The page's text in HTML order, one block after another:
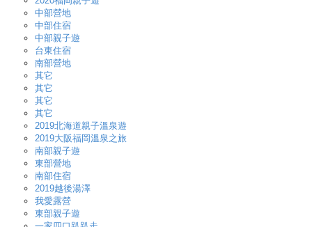
中部營地
中部住宿
中部親子遊
台東住宿
南部營地
其它
其它
其它
其它
2019北海道親子溫泉遊
2019大阪福岡溫泉之旅
南部親子遊
東部營地
南部住宿
2019越後湯澤
我愛露營
東部親子遊